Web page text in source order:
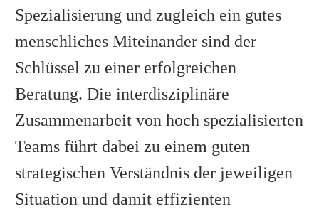
Spezialisierung und zugleich ein gutes
menschliches Miteinander sind der
Schlüssel zu einer erfolgreichen
Beratung. Die interdisziplinäre
Zusammenarbeit von hoch spezialisierten
Teams führt dabei zu einem guten
strategischen Verständnis der jeweiligen
Situation und damit effizienten